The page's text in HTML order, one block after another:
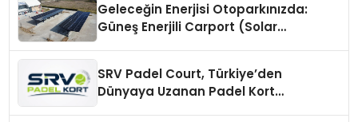
Geleceğin Enerjisi Otoparkınızda:
Güneş Enerjili Carport (Solar
SRV Padel Court, Türkiye’den
Dünyaya Uzanan Padel Kort